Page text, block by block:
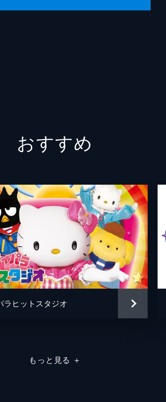
おすすめ
ラヒットスタジオ
もっと見る ＋